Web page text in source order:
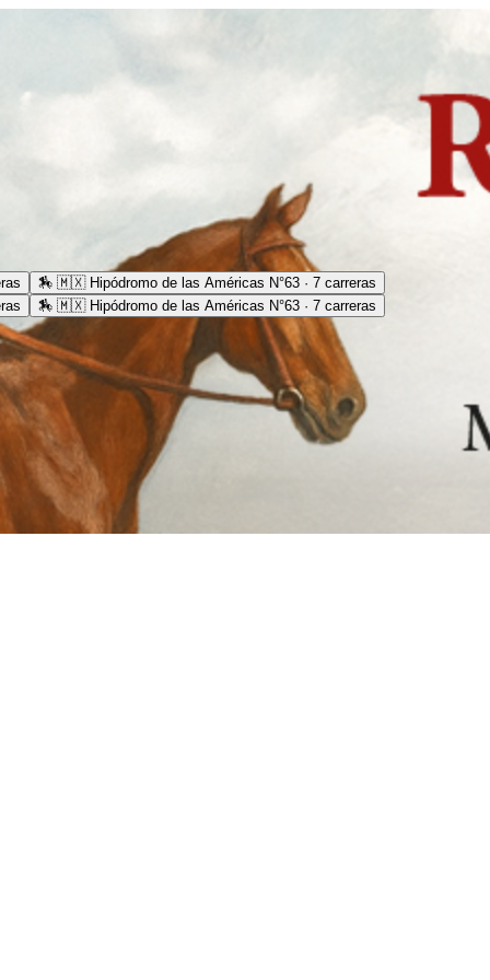
🏇 🇲🇽 Hipódromo de las Américas N°63 · 7 carreras
🏇 🇲🇽 Hipódromo de las Américas N°63 · 7 carreras